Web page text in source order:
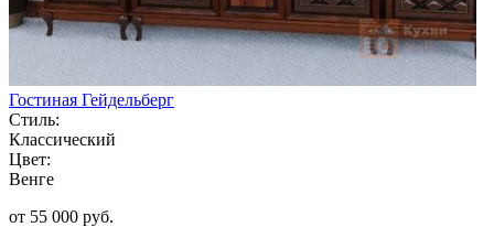
Гостиная Гейдельберг
Стиль:
Классический
Цвет:
Венге
от 55 000 руб.